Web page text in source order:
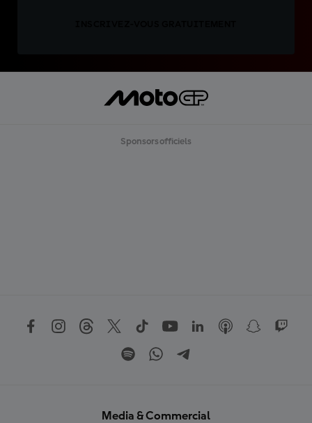
Sponsors officiels
Media & Commercial